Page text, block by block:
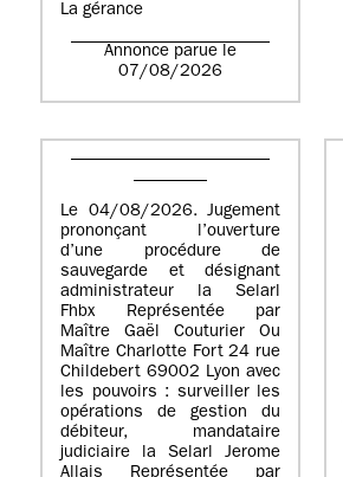
La gérance
Annonce parue le
07/08/2026
Le 04/08/2026. Jugement
prononçant l’ouverture
d’une procédure de
sauvegarde et désignant
administrateur la Selarl
Fhbx Représentée par
Maître Gaël Couturier Ou
Maître Charlotte Fort 24 rue
Childebert 69002 Lyon avec
les pouvoirs : surveiller les
opérations de gestion du
débiteur, mandataire
judiciaire la Selarl Jerome